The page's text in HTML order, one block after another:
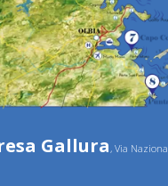
Gallura, Via